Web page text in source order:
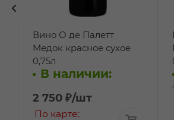
Вино О де Палетт
Медок красное сухое
0,75л
В наличии:
2 750₽/шт
По карте: